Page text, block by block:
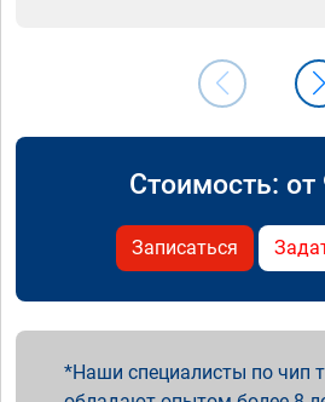
Стоимость: от
Записаться
Наши специалисты по чип